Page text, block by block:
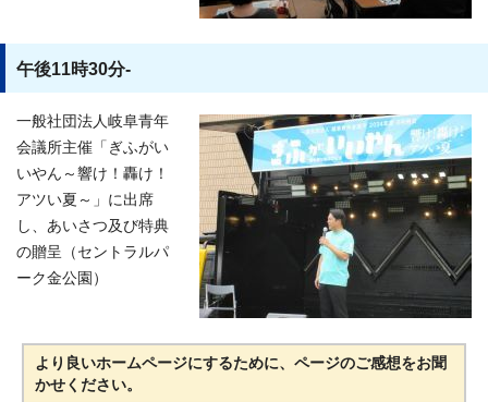
午後11時30分-
一般社団法人岐阜青年
会議所主催「ぎふがい
いやん～響け！轟け！
アツい夏～」に出席
し、あいさつ及び特典
の贈呈（セントラルパ
ーク金公園）
より良いホームページにするために、ページのご感想をお聞
かせください。